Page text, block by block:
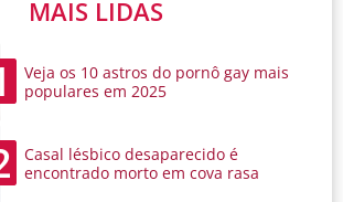
MAIS LIDAS
Veja os 10 astros do pornô gay mais
populares em 2025
Casal lésbico desaparecido é
encontrado morto em cova rasa